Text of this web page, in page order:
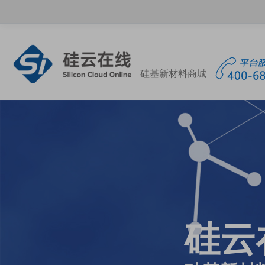
硅基新材料商城
硅云